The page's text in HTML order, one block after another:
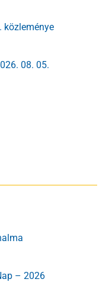
közleménye
08. 05.
– 2026